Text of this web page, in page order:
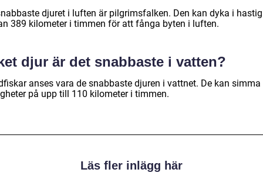
djuret i luften är pilgrimsfalken. Den kan dyka i
389 kilometer i timmen för att fånga byten i luften.
djur är det snabbaste i vatten?
anses vara de snabbaste djuren i vattnet. De kan simma
på upp till 110 kilometer i timmen.
Läs fler inlägg här